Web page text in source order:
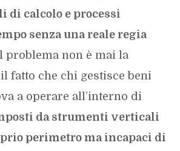
di calcolo e processi
senza una reale regia
problema non è mai la
fatto che chi gestisce beni
a operare all’interno di
da strumenti verticali
perimetro ma incapaci di